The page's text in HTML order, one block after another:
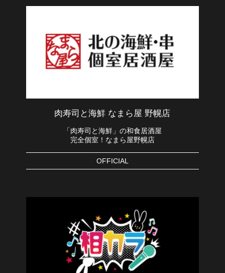
肉寿司と海鮮 なまら屋 野幌店
「肉寿司と海鮮」の和食居酒屋
完全個室！なまら屋野幌店
OFFICIAL